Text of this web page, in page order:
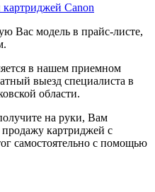
картриджей Canon
Вас модель в прайс-листе,
в нашем приемном
выезд специалиста в
области.
на руки, Вам
картриджей с
самостоятельно с помощью